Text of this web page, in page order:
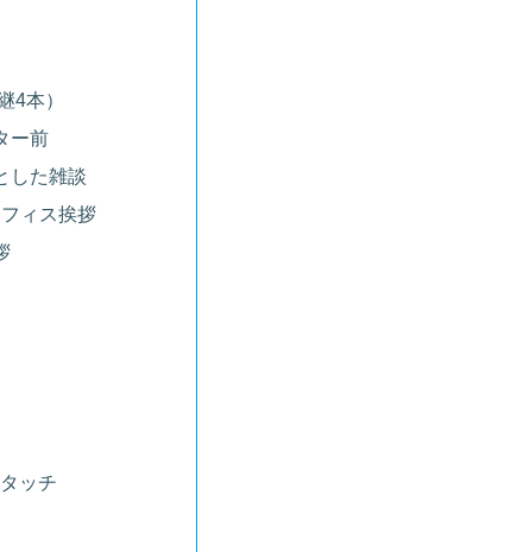
4本）
ー前
した雑談
ィス挨拶
ッチ